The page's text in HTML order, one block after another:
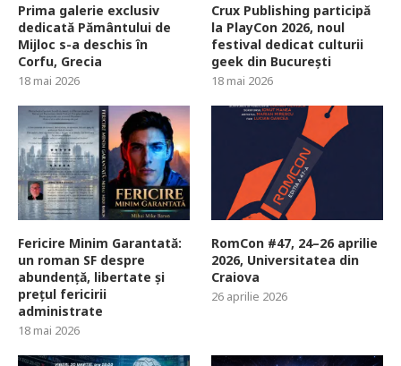
Prima galerie exclusiv
dedicată Pământului de
Mijloc s-a deschis în
Corfu, Grecia
18 mai 2026
Crux Publishing participă
la PlayCon 2026, noul
festival dedicat culturii
geek din București
18 mai 2026
Fericire Minim Garantată:
un roman SF despre
abundență, libertate și
prețul fericirii
administrate
18 mai 2026
RomCon #47, 24–26 aprilie
2026, Universitatea din
Craiova
26 aprilie 2026